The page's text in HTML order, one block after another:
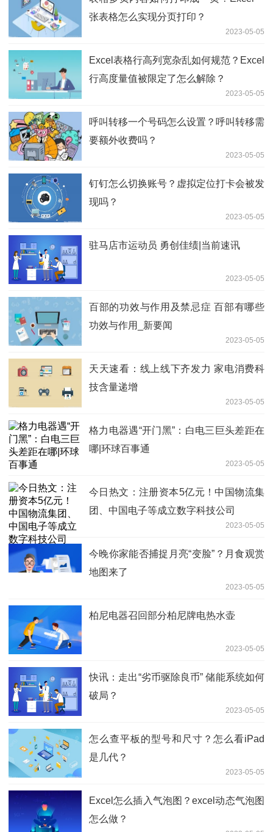
张表格怎么实现分页打印？
2023-05-05
Excel表格行高列宽杂乱如何规范？Excel
行高度量值被限定了怎么解除？
2023-05-05
呼叫转移一个号码怎么设置？呼叫转移需
要额外收费吗？
2023-05-05
钉钉怎么切换账号？虚拟定位打卡会被发
现吗？
2023-05-05
驻马店市运动员 勇创佳绩|当前速讯
2023-05-05
百部的功效与作用及禁忌症 百部有哪些
功效与作用_新要闻
2023-05-05
天天速看：线上线下齐发力 家电消费科
技含量递增
2023-05-05
格力电器遇“开门黑”：白电三巨头差距在
哪|环球百事通
2023-05-05
今日热文：注册资本5亿元！中国物流集
团、中国电子等成立数字科技公司
2023-05-05
今晚你家能否捕捉月亮“变脸”？月食观赏
地图来了
2023-05-05
柏尼电器召回部分柏尼牌电热水壶
2023-05-05
快讯：走出“劣币驱除良币” 储能系统如何
破局？
2023-05-05
怎么查平板的型号和尺寸？怎么看iPad
是几代？
2023-05-05
Excel怎么插入气泡图？excel动态气泡图
怎么做？